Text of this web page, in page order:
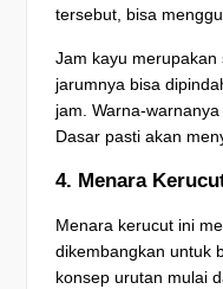
tersebut, bisa
Jam kayu
jarumnya bisa
jam. Warna-
Dasar pasti akan
4. Menara
Menara kerucut ini
dikembangkan untuk
konsep urutan mulai